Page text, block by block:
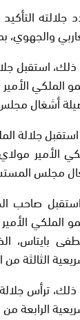
جلالته
والجهوي،
استقبل
الملكي
أشغال مجلس
جلالة
الأمير
مجلس المستشارين
صاحب
الملكي
بايتاس،
الثالثة
ترأس
الرابعة